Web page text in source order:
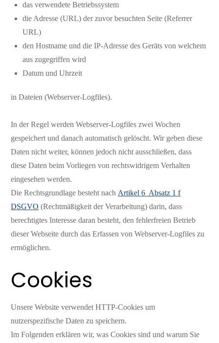
das verwendete Betriebssystem
die Adresse (URL) der zuvor besuchten Seite (Referrer
URL)
den Hostname und die IP-Adresse des Geräts von welchem
aus zugegriffen wird
Datum und Uhrzeit
in Dateien (Webserver-Logfiles).
In der Regel werden Webserver-Logfiles zwei Wochen
gespeichert und danach automatisch gelöscht. Wir geben diese
Daten nicht weiter, können jedoch nicht ausschließen, dass
diese Daten beim Vorliegen von rechtswidrigem Verhalten
eingesehen werden.
Die Rechtsgrundlage besteht nach Artikel 6 Absatz 1 f
DSGVO (Rechtmäßigkeit der Verarbeitung) darin, dass
berechtigtes Interesse daran besteht, den fehlerfreien Betrieb
dieser Webseite durch das Erfassen von Webserver-Logfiles zu
ermöglichen.
Cookies
Unsere Website verwendet HTTP-Cookies um
nutzerspezifische Daten zu speichern.
Im Folgenden erklären wir, was Cookies sind und warum Sie